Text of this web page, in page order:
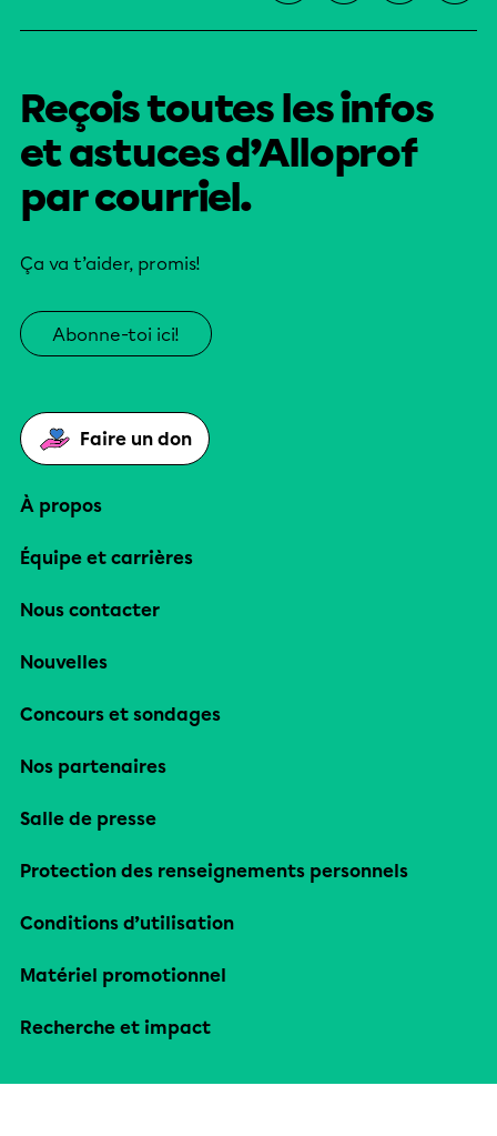
Reçois toutes les infos
et astuces d’Alloprof
par courriel.
Ça va t’aider, promis!
Abonne-toi ici!
Faire un don
À propos
Équipe et carrières
Nous contacter
Nouvelles
Concours et sondages
Nos partenaires
Salle de presse
Protection des renseignements personnels
Conditions d’utilisation
Matériel promotionnel
Recherche et impact